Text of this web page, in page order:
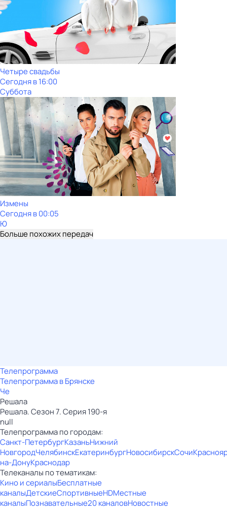
Четыре свадьбы
Сегодня в 16:00
Суббота
Измены
Сегодня в 00:05
Ю
Больше похожих передач
Телепрограмма
Телепрограмма в Брянске
Че
Решала
Решала. Сезон 7. Серия 190-я
null
Телепрограмма по городам:
Санкт-ПетербургКазаньНижний
НовгородЧелябинскЕкатеринбургНовосибирскСочи
на-ДонуКраснодар
Телеканалы по тематикам:
Кино и сериалыБесплатные
каналыДетскиеСпортивныеHDМестные
каналыПознавательные20 каналовНовостные